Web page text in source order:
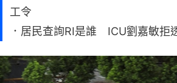
工令
．居民查詢RI是誰 ICU劉嘉敏拒